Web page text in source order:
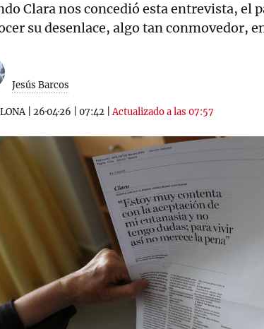
Clara nos concedió esta entrevista,
su desenlace, algo tan conmovedor,
Jesús Barcos
| 26·04·26 07:42 |Actualizado a las 07:57